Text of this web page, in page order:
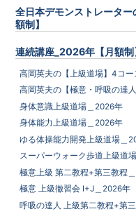
全日本デモンストレーター
額制】
連続講座_2026年【月額制
高岡英夫の【上級道場】4コ
高岡英夫の【極意・呼吸の達
身体意識上級道場＿2026年
身体能力上級道場＿2026年
ゆる体操能力開発上級道場＿
スーパーウォーク歩道上級道
極意上級 第二教程+第三教程
極意 上級徹習会 I+J＿2026年
呼吸の達人 上級第二教程+第